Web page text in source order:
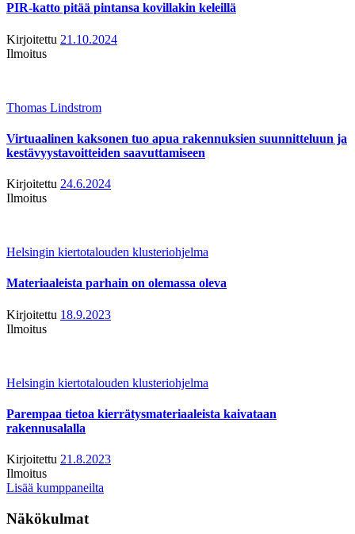
PIR-katto pitää pintansa kovillakin keleillä
Kirjoitettu 21.10.2024
Ilmoitus
Thomas Lindstrom
Virtuaalinen kaksonen tuo apua rakennuksien suunnitteluun ja
kestävyystavoitteiden saavuttamiseen
Kirjoitettu 24.6.2024
Ilmoitus
Helsingin kiertotalouden klusteriohjelma
Materiaaleista parhain on olemassa oleva
Kirjoitettu 18.9.2023
Ilmoitus
Helsingin kiertotalouden klusteriohjelma
Parempaa tietoa kierrätysmateriaaleista kaivataan
rakennusalalla
Kirjoitettu 21.8.2023
Ilmoitus
Lisää kumppaneilta
Näkökulmat